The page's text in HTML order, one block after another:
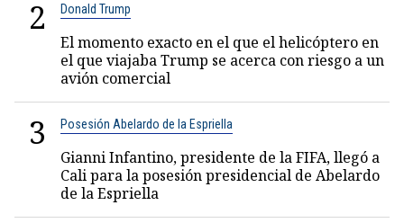
2 Donald Trump
El momento exacto en el que el helicóptero en
el que viajaba Trump se acerca con riesgo a un
avión comercial
3 Posesión Abelardo de la Espriella
Gianni Infantino, presidente de la FIFA, llegó a
Cali para la posesión presidencial de Abelardo
de la Espriella